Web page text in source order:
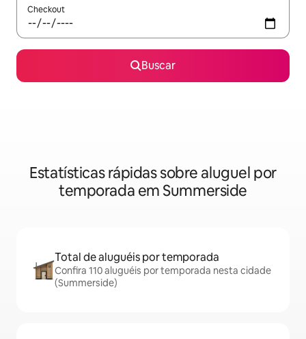
Checkout
Buscar
Estatísticas rápidas sobre aluguel por
temporada em Summerside
Total de aluguéis por temporada
Confira 110 aluguéis por temporada nesta cidade
(Summerside)